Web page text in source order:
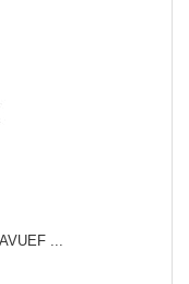
...